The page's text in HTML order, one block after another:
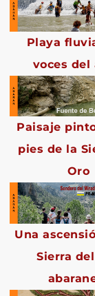
Playa
voces del
Paisaje
pies de la
Oro
Una
Sierra